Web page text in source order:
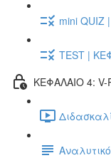
mini QUIZ
TEST |
ΚΕΦΑΛΑΙΟ 4: V-